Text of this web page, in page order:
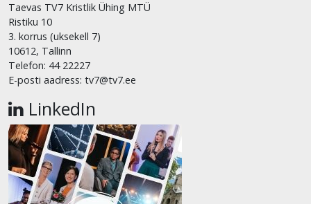
Taevas TV7 Kristlik Ühing MTÜ
Ristiku 10
3. korrus (uksekell 7)
10612, Tallinn
Telefon: 44 22227
E-posti aadress: tv7@tv7.ee
LinkedIn